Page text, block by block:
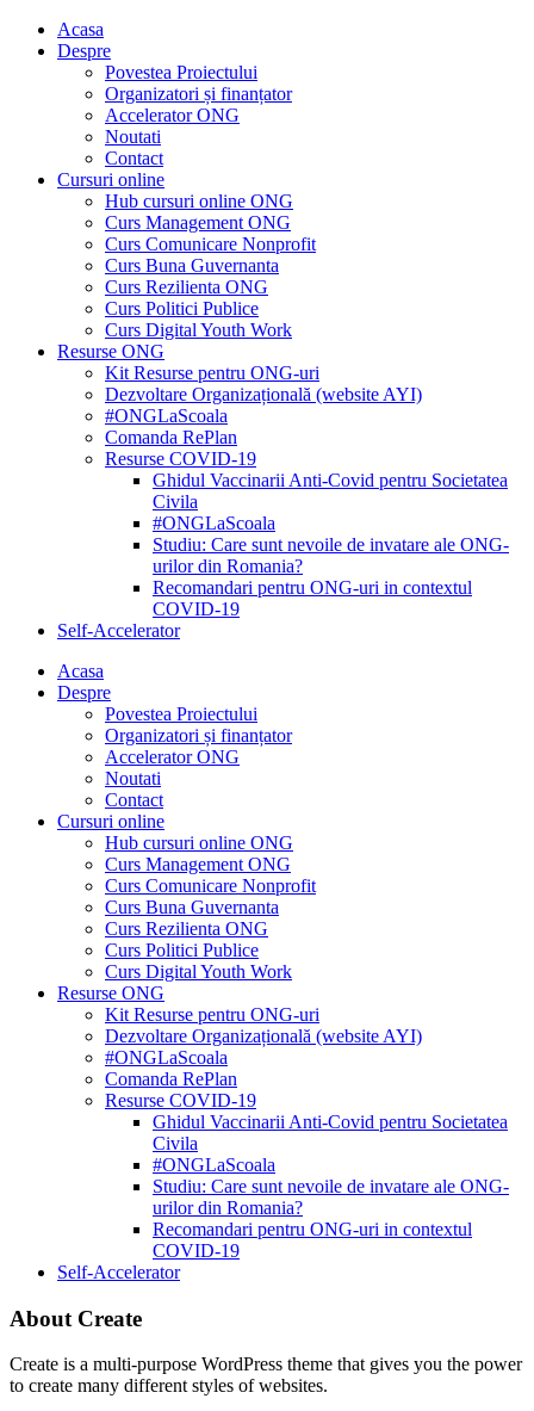
Acasa
Despre
Povestea Proiectului
Organizatori și finanțator
Accelerator ONG
Noutati
Contact
Cursuri online
Hub cursuri online ONG
Curs Management ONG
Curs Comunicare Nonprofit
Curs Buna Guvernanta
Curs Rezilienta ONG
Curs Politici Publice
Curs Digital Youth Work
Resurse ONG
Kit Resurse pentru ONG-uri
Dezvoltare Organizațională (website AYI)
#ONGLaScoala
Comanda RePlan
Resurse COVID-19
Ghidul Vaccinarii Anti-Covid pentru Societatea
Civila
#ONGLaScoala
Studiu: Care sunt nevoile de invatare ale ONG-
urilor din Romania?
Recomandari pentru ONG-uri in contextul
COVID-19
Self-Accelerator
Acasa
Despre
Povestea Proiectului
Organizatori și finanțator
Accelerator ONG
Noutati
Contact
Cursuri online
Hub cursuri online ONG
Curs Management ONG
Curs Comunicare Nonprofit
Curs Buna Guvernanta
Curs Rezilienta ONG
Curs Politici Publice
Curs Digital Youth Work
Resurse ONG
Kit Resurse pentru ONG-uri
Dezvoltare Organizațională (website AYI)
#ONGLaScoala
Comanda RePlan
Resurse COVID-19
Ghidul Vaccinarii Anti-Covid pentru Societatea
Civila
#ONGLaScoala
Studiu: Care sunt nevoile de invatare ale ONG-
urilor din Romania?
Recomandari pentru ONG-uri in contextul
COVID-19
Self-Accelerator
About Create
Create is a multi-purpose WordPress theme that gives you the power
to create many different styles of websites.